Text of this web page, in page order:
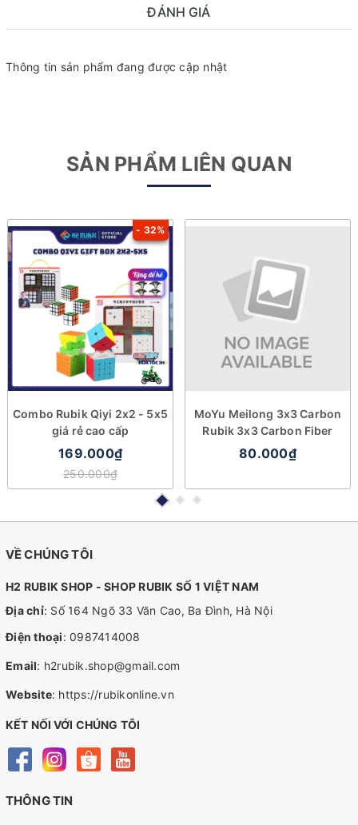
ĐÁNH GIÁ
Thông tin sản phẩm đang được cập nhật
SẢN PHẨM LIÊN QUAN
- 32%
Combo Rubik Qiyi 2x2 - 5x5
giá rẻ cao cấp
169.000₫
250.000₫
MoYu Meilong 3x3 Carbon
Rubik 3x3 Carbon Fiber
80.000₫
VỀ CHÚNG TÔI
H2 RUBIK SHOP - SHOP RUBIK SỐ 1 VIỆT NAM
Địa chỉ: Số 164 Ngõ 33 Văn Cao, Ba Đình, Hà Nội
Điện thoại: 0987414008
Email: h2rubik.shop@gmail.com
Website: https://rubikonline.vn
KẾT NỐI VỚI CHÚNG TÔI
THÔNG TIN